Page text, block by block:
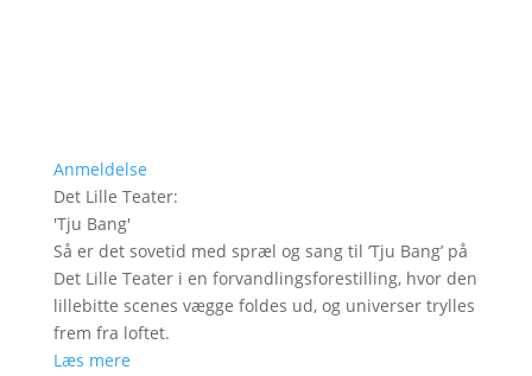
Anmeldelse
Det Lille Teater:
'Tju Bang'
Så er det sovetid med spræl og sang til ’Tju Bang’ på
Det Lille Teater i en forvandlingsforestilling, hvor den
lillebitte scenes vægge foldes ud, og universer trylles
frem fra loftet.
Læs mere